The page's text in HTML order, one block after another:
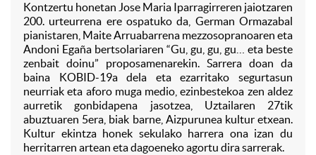
Kontzertu honetan Jose Maria Iparragirreren jaiotzaren
200. urteurrena ere ospatuko da, German Ormazabal
pianistaren, Maite Arruabarrena mezzosopranoaren eta
Andoni Egaña bertsolariaren “Gu, gu, gu, gu… eta beste
zenbait doinu” proposamenarekin. Sarrera doan da
baina KOBID-19a dela eta ezarritako segurtasun
neurriak eta aforo muga medio, ezinbestekoa zen aldez
aurretik gonbidapena jasotzea, Uztailaren 27tik
abuztuaren 5era, biak barne, Aizpurunea kultur etxean.
Kultur ekintza honek sekulako harrera ona izan du
herritarren artean eta dagoeneko agortu dira sarrerak.